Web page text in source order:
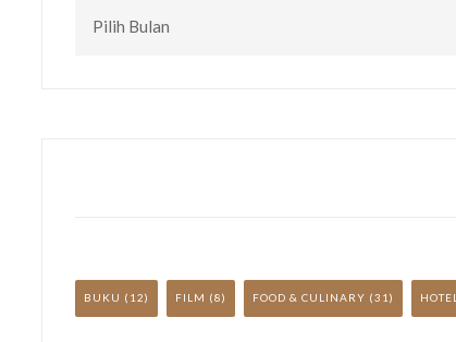
TULISAN
BUKU (12) FILM (8) FOOD & CULINARY (31) HOTEL